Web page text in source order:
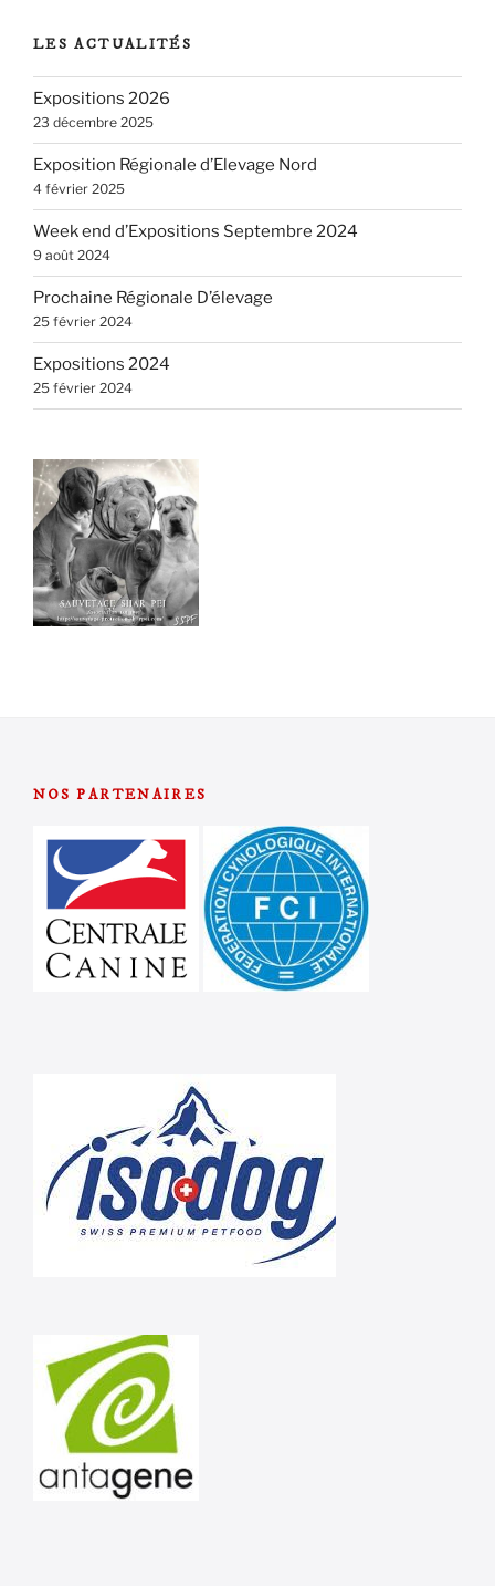
LES ACTUALITÉS
Expositions 2026
23 décembre 2025
Exposition Régionale d’Elevage Nord
4 février 2025
Week end d’Expositions Septembre 2024
9 août 2024
Prochaine Régionale D’élevage
25 février 2024
Expositions 2024
25 février 2024
NOS PARTENAIRES